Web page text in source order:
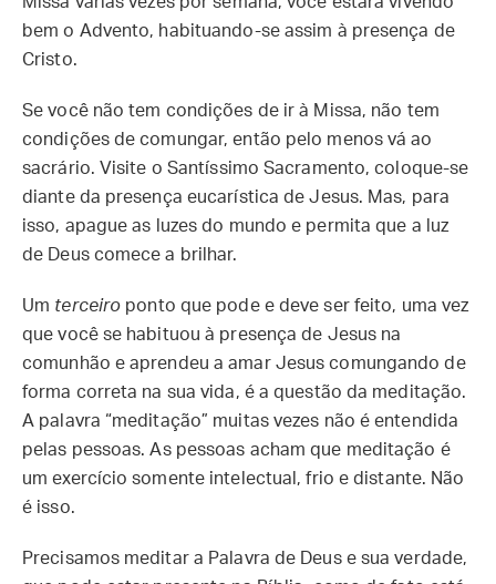
bem o Advento, habituando-se assim à presença de
Cristo.
Se você não tem condições de ir à Missa, não tem
condições de comungar, então pelo menos vá ao
sacrário. Visite o Santíssimo Sacramento, coloque-se
diante da presença eucarística de Jesus. Mas, para
isso, apague as luzes do mundo e permita que a luz
de Deus comece a brilhar.
Um terceiro ponto que pode e deve ser feito, uma vez
que você se habituou à presença de Jesus na
comunhão e aprendeu a amar Jesus comungando de
forma correta na sua vida, é a questão da meditação.
A palavra “meditação” muitas vezes não é entendida
pelas pessoas. As pessoas acham que meditação é
um exercício somente intelectual, frio e distante. Não
é isso.
Precisamos meditar a Palavra de Deus e sua verdade,